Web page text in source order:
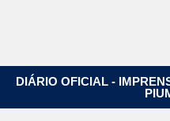
DIÁRIO OFICIAL -